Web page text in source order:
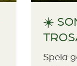
☀️
Spela